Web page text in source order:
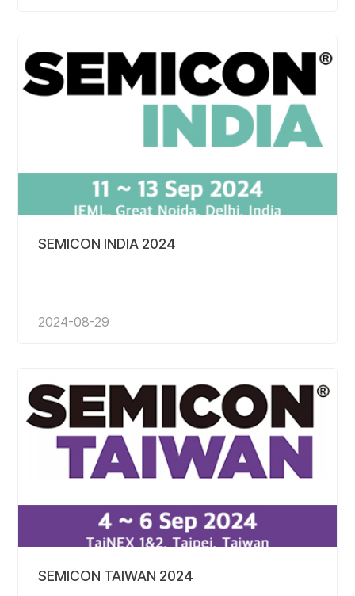
SEMICON INDIA 2024
2024-08-29
SEMICON TAIWAN 2024